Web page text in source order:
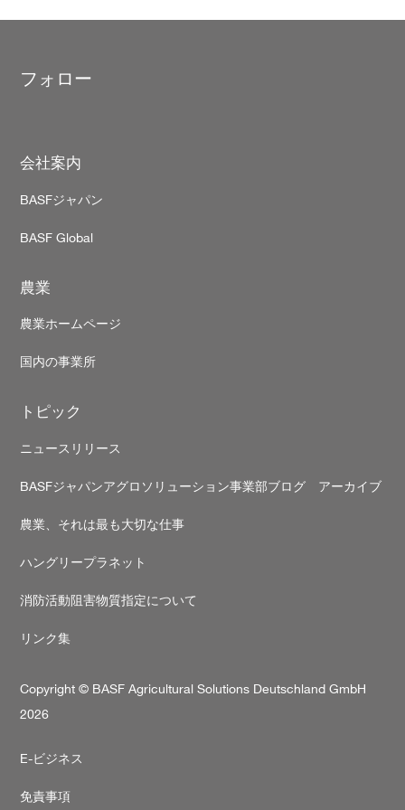
フォロー
Footer
会社案内
BASFジャパン
BASF Global
農業
農業ホームページ
国内の事業所
トピック
ニュースリリース
BASFジャパンアグロソリューション事業部ブログ アーカイブ
農業、それは最も大切な仕事
ハングリープラネット
消防活動阻害物質指定について
リンク集
Copyright © BASF Agricultural Solutions Deutschland GmbH
2026
Secondary
footer
E-ビジネス
免責事項